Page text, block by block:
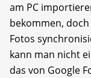
am PC
bekommen,
Fotos
kann man nicht
das von Google